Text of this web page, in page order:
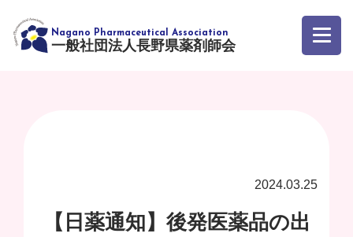
一般社団法人長野県薬剤師会
2024.03.25
【日薬通知】後発医薬品の出